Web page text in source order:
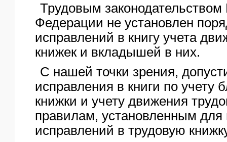
Трудовым законодательством
Федерации не установлен
исправлений в книгу учета
книжек и вкладышей в них.
С нашей точки зрения,
исправления в книги по учету
книжки и учету движения
правилам, установленным для
исправлений в трудовую